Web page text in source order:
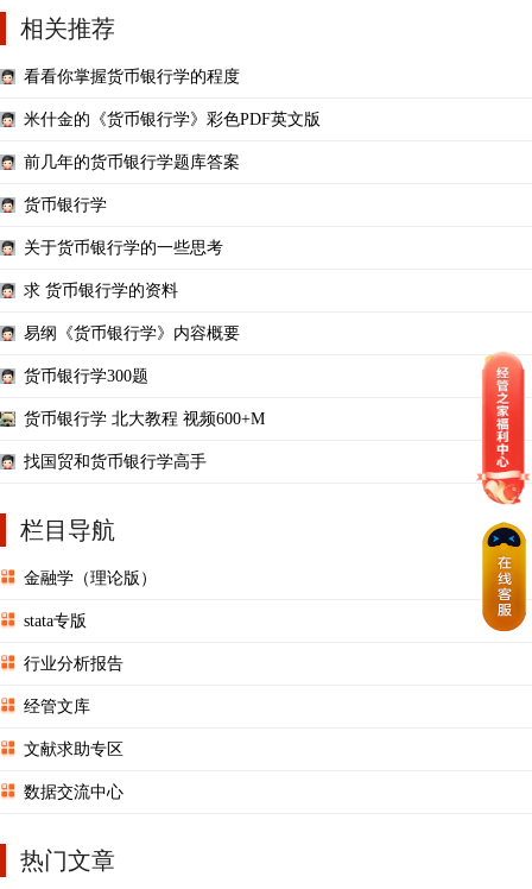
相关推荐
看看你掌握货币银行学的程度
米什金的《货币银行学》彩色PDF英文版
前几年的货币银行学题库答案
货币银行学
关于货币银行学的一些思考
求 货币银行学的资料
易纲《货币银行学》内容概要
货币银行学300题
货币银行学 北大教程 视频600+M
找国贸和货币银行学高手
栏目导航
金融学（理论版）
stata专版
行业分析报告
经管文库
文献求助专区
数据交流中心
热门文章